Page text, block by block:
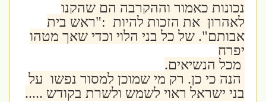
נכונות כאמור וההקרבה הם שהקנו
לאהרון את הזכות להיות :"ראש בית
אבותם". של כל בני הלוי וכדי שאך מטהו
יפרח
מכל הנשיאים.
הנה כי כן. רק מי שמוכן למסור נפשו על
בני ישראל ראוי לשמש ולשרת בקודש .....